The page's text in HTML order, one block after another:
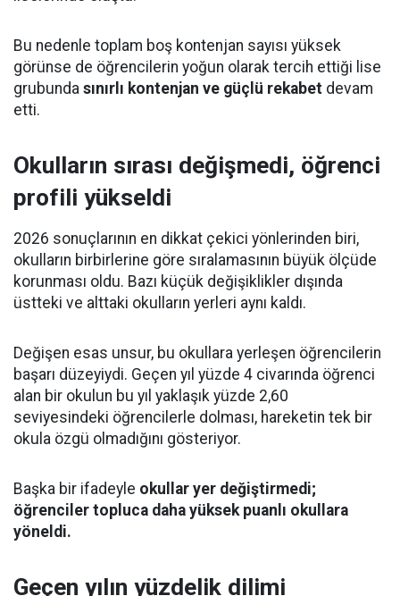
Bu nedenle toplam boş kontenjan sayısı yüksek
görünse de öğrencilerin yoğun olarak tercih ettiği lise
grubunda sınırlı kontenjan ve güçlü rekabet devam
etti.
Okulların sırası değişmedi, öğrenci
profili yükseldi
2026 sonuçlarının en dikkat çekici yönlerinden biri,
okulların birbirlerine göre sıralamasının büyük ölçüde
korunması oldu. Bazı küçük değişiklikler dışında
üstteki ve alttaki okulların yerleri aynı kaldı.
Değişen esas unsur, bu okullara yerleşen öğrencilerin
başarı düzeyiydi. Geçen yıl yüzde 4 civarında öğrenci
alan bir okulun bu yıl yaklaşık yüzde 2,60
seviyesindeki öğrencilerle dolması, hareketin tek bir
okula özgü olmadığını gösteriyor.
Başka bir ifadeyle okullar yer değiştirmedi;
öğrenciler topluca daha yüksek puanlı okullara
yöneldi.
Geçen yılın yüzdelik dilimi